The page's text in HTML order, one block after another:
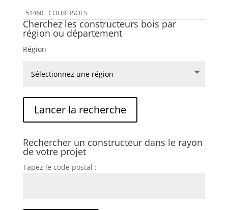
51460 COURTISOLS
Cherchez les constructeurs bois par
région ou département
Région
Rechercher un constructeur dans le rayon
de votre projet
Tapez le code postal :